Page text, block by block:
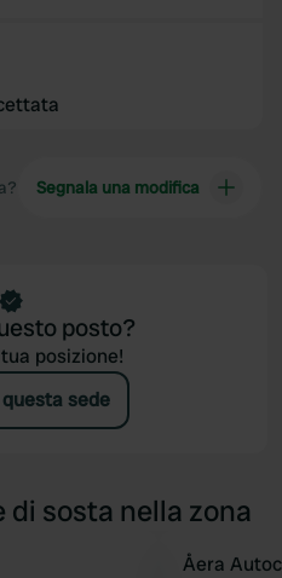
Segnala una modifica
posto?
posizione!
sede
di sosta nella zona
Åera